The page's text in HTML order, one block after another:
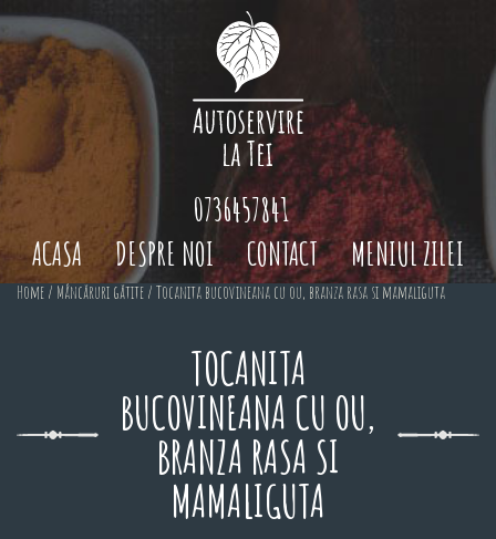
ACASA DESPRE NOI CONTACT MENIUL ZILEI
0736457841
Home / Mâncăruri gătite / Tocanita bucovineana cu ou, branza rasa si mamaliguta
TOCANITA
BUCOVINEANA CU OU,
BRANZA RASA SI
MAMALIGUTA